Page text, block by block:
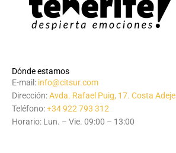
Dónde estamos
E-mail: info@citsur.com
Dirección:Avda. Rafael Puig, 17. Costa Adeje
Teléfono:+34 922 793 312
Horario: Lun. – Vie. 09:00 – 13:00